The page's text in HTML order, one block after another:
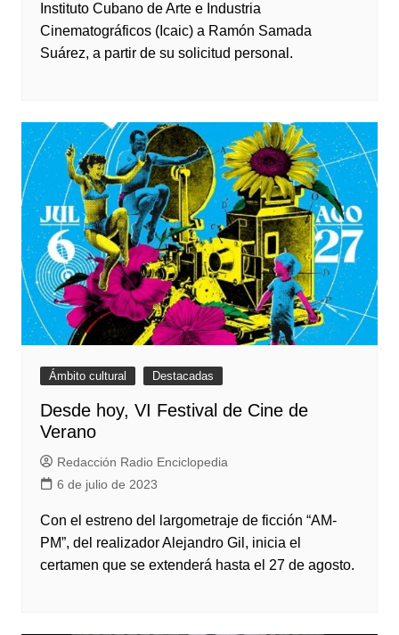
Instituto Cubano de Arte e Industria
Cinematográficos (Icaic) a Ramón Samada
Suárez, a partir de su solicitud personal.
Ámbito cultural Destacadas
Desde hoy, VI Festival de Cine de
Verano
Redacción Radio Enciclopedia
6 de julio de 2023
Con el estreno del largometraje de ficción “AM-
PM”, del realizador Alejandro Gil, inicia el
certamen que se extenderá hasta el 27 de agosto.